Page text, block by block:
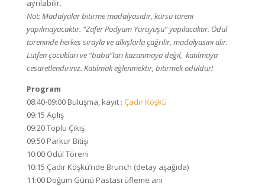
ayrılabilir.
Not: Madalyalar bitirme madalyasıdır, kürsü töreni
yapılmayacaktır. “Zafer Podyum Yürüyüşü” yapılacaktır. Ödül
töreninde herkes sırayla ve alkışlarla çağrılır, madalyasını alır.
Lütfen çocukları ve “baba”ları kazanmaya değil, katılmaya
cesaretlendiriniz. Katılmak eğlenmektir, bitirmek ödüldür!
Program
08:40-09:00 Buluşma, kayıt : Çadır Köşkü
09:15 Açılış
09:20 Toplu Çıkış
09:50 Parkur Bitişi
10:00 Ödül Töreni
10:15 Çadır Köşkü’nde Brunch (detay aşağıda)
11:00 Doğum Günü Pastası üfleme anı